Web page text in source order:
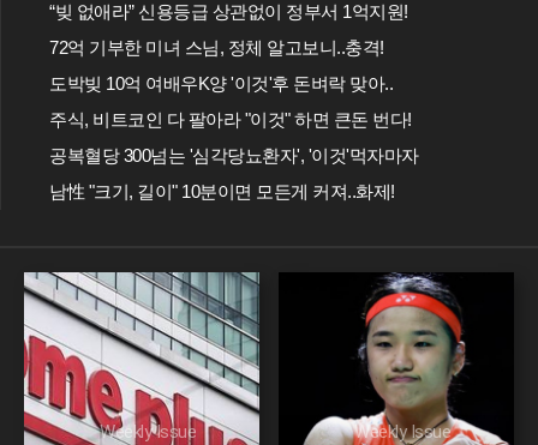
“빚 없애라” 신용등급 상관없이 정부서 1억지원!
72억 기부한 미녀 스님, 정체 알고보니..충격!
도박빚 10억 여배우K양 '이것'후 돈벼락 맞아..
주식, 비트코인 다 팔아라 "이것" 하면 큰돈 번다!
공복혈당 300넘는 '심각당뇨환자', '이것'먹자마자
남性 "크기, 길이" 10분이면 모든게 커져..화제!
Weekly Issue Weekly Issue